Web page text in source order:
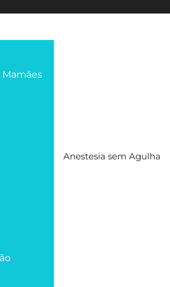
Mamães
Anestesia sem Agulha